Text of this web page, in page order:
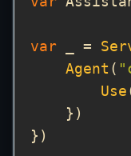
var _ =
Agent (
Use